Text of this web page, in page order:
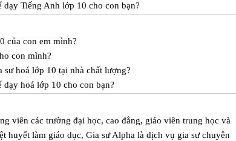
Tiếng Anh lớp 10 cho con bạn?
của con em mình?
con mình?
hoá lớp 10 tại nhà chất lượng?
hoá lớp 10 cho con bạn?
viên các trường đại học, cao đẳng, giáo viên trung học và
huyết làm giáo dục, Gia sư Alpha là dịch vụ gia sư chuyên